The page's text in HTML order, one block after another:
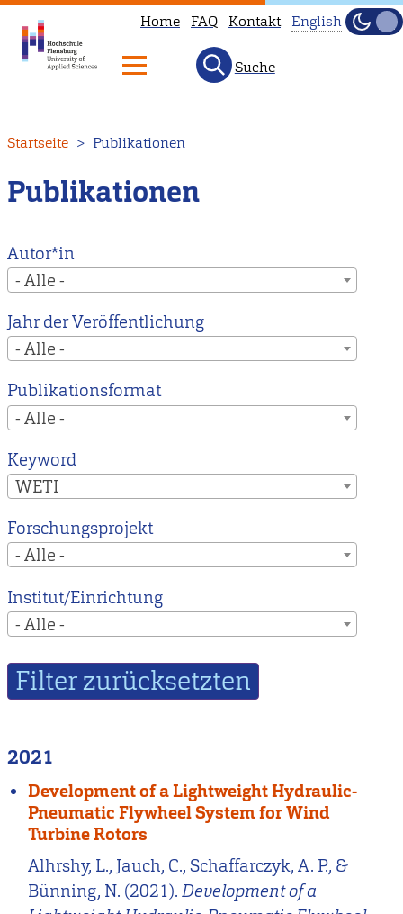
zum
Inhalt
Home FAQ Kontakt
to
our
main
instead.
English
Hell
Suche
Startseite Publikationen
Publikationen
Autor*in
- Alle -
Jahr der Veröffentlichung
- Alle -
Publikationsformat
- Alle -
Keyword
WETI
Forschungsprojekt
- Alle -
Institut/Einrichtung
- Alle -
2021
Development of a Lightweight Hydraulic-
Pneumatic Flywheel System for Wind
Turbine Rotors
Alhrshy, L., Jauch, C., Schaffarczyk, A. P., &
Bünning, N. (2021).Development of a